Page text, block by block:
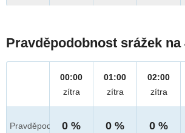
Pravděpodobnost srážek na
Pravděpod.
00:00
zítra
0 %
01:00
zítra
0 %
02:00
zítra
0 %